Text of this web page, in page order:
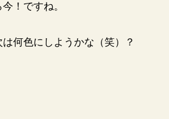
！ですね。
は何色にしようかな（笑）？